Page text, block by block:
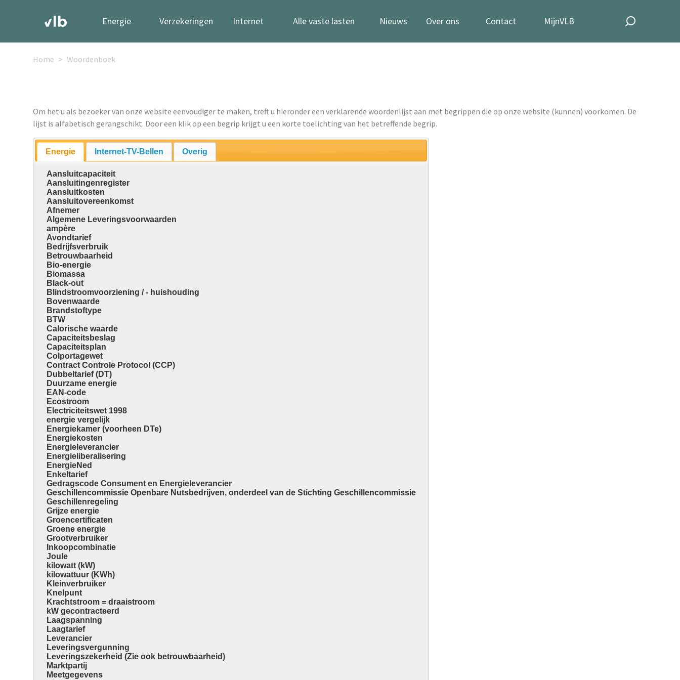
Energie Verzekeringen Internet Alle vaste lasten Nieuws Over ons Contact MijnVLB
Home Woordenboek
Om het u als bezoeker van onze website eenvoudiger te maken, treft u hieronder een verklarende woordenlijst aan met begrippen die op onze website (kunnen) voorkomen. De
lijst is alfabetisch gerangschikt. Door een klik op een begrip krijgt u een korte toelichting van het betreffende begrip.
Energie Internet-TV-Bellen Overig
Aansluitcapaciteit
Aansluitingenregister
Aansluitkosten
Aansluitovereenkomst
Afnemer
Algemene Leveringsvoorwaarden
ampère
Avondtarief
Bedrijfsverbruik
Betrouwbaarheid
Bio-energie
Biomassa
Black-out
Blindstroomvoorziening / - huishouding
Bovenwaarde
Brandstoftype
BTW
Calorische waarde
Capaciteitsbeslag
Capaciteitsplan
Colportagewet
Contract Controle Protocol (CCP)
Dubbeltarief (DT)
Duurzame energie
EAN-code
Ecostroom
Electriciteitswet 1998
energie vergelijk
Energiekamer (voorheen DTe)
Energiekosten
Energieleverancier
Energieliberalisering
EnergieNed
Enkeltarief
Gedragscode Consument en Energieleverancier
Geschillencommissie Openbare Nutsbedrijven, onderdeel van de Stichting Geschillencommissie
Geschillenregeling
Grijze energie
Groencertificaten
Groene energie
Grootverbruiker
Inkoopcombinatie
Joule
kilowatt (kW)
kilowattuur (KWh)
Kleinverbruiker
Knelpunt
Krachtstroom = draaistroom
kW gecontracteerd
Laagspanning
Laagtarief
Leverancier
Leveringsvergunning
Leveringszekerheid (Zie ook betrouwbaarheid)
Marktpartij
Meetgegevens